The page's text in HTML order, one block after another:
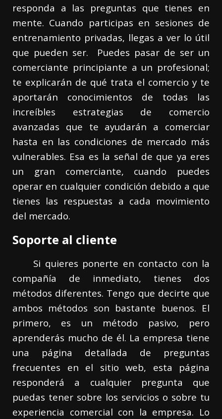
responda a las preguntas que tienes en
mente. Cuando participas en sesiones de
entrenamiento privadas, llegas a ver lo útil
que pueden ser. Puedes pasar de ser un
comerciante principiante a un profesional;
te explicarán de qué trata el comercio y te
aportarán conocimientos de todas las
increíbles estrategias de comercio
avanzadas que te ayudarán a comerciar
hasta en las condiciones de mercado más
vulnerables. Esa es la señal de que ya eres
un gran comerciante, cuando puedes
operar en cualquier condición debido a que
tienes las respuestas a cada movimiento
del mercado.
Soporte al cliente
Si quieres ponerte en contacto con la
compañía de inmediato, tienes dos
métodos diferentes. Tengo que decirte que
ambos métodos son bastante buenos. El
primero, es un método pasivo, pero
aprenderás mucho de él. La empresa tiene
una página detallada de preguntas
frecuentes en el sitio web, esta página
responderá a cualquier pregunta que
puedas tener sobre los servicios o sobre tu
experiencia comercial con la empresa. Lo